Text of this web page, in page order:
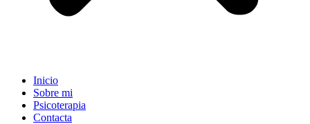
Inicio
Sobre mi
Psicoterapia
Contacta